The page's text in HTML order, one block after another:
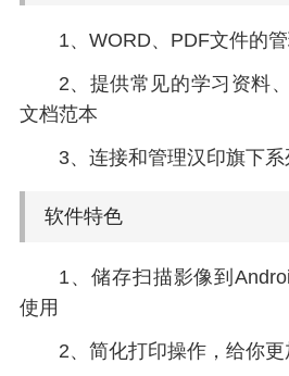
1、WORD、PDF文件的
2、提供常见的学习资料
文档范本
3、连接和管理汉印旗下
软件特色
1、储存扫描影像到
使用
2、简化打印操作，给你